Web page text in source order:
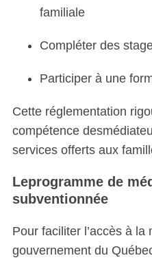
familiale
Compléter des
Participer à une
Cette réglementation
compétence
services offerts aux
Leprogramme de
subventionnée
Pour faciliter l’accès à la
gouvernement du